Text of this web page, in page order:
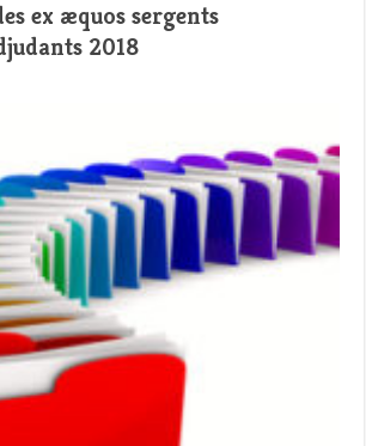
ex æquos sergents
2018